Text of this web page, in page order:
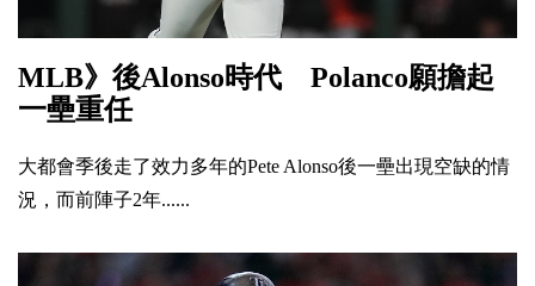
MLB》後Alonso時代 Polanco願擔起
一壘重任
大都會季後走了效力多年的Pete Alonso後一壘出現空缺的情
況，而前陣子2年......